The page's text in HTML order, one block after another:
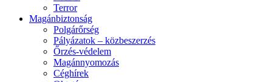
Terror
Magánbiztonság
Polgárőrség
Pályázatok – közbeszerzés
Őrzés-védelem
Magánnyomozás
Céghírek